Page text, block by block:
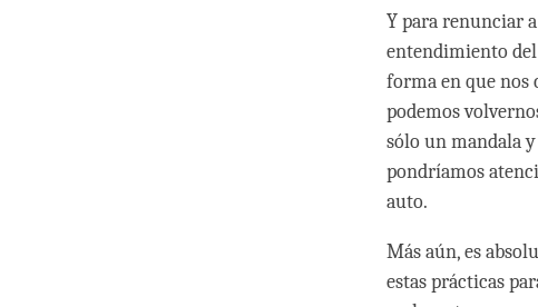
Y para renunciar
entendimiento
forma en que nos
podemos
sólo un mandala
pondríamos
auto.
Más aún, es
estas prácticas